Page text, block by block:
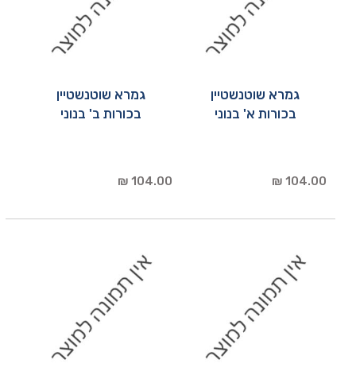
גמרא שוטנשטיין
בכורות א' בנוני
104.00 ₪
גמרא שוטנשטיין
בכורות ב' בנוני
104.00 ₪